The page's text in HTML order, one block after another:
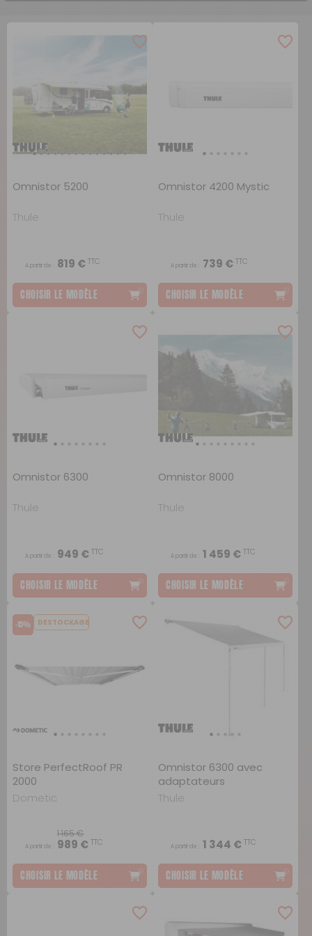
Omnistor 5200
Thule
A partir de : 819 €TTC
CHOISIR LE MODÈLE
Omnistor 4200 Mystic
Thule
A partir de : 739 €TTC
CHOISIR LE MODÈLE
Omnistor 6300
Thule
A partir de : 949 €TTC
CHOISIR LE MODÈLE
Omnistor 8000
Thule
A partir de : 1 459 €TTC
CHOISIR LE MODÈLE
-15% DESTOCKAGE
Store PerfectRoof PR
2000
Dometic
1 165 €
A partir de : 989 €TTC
CHOISIR LE MODÈLE
Omnistor 6300 avec
adaptateurs
Ducato/Jumper/Boxer
Thule
A partir de : 1 344 €TTC
CHOISIR LE MODÈLE